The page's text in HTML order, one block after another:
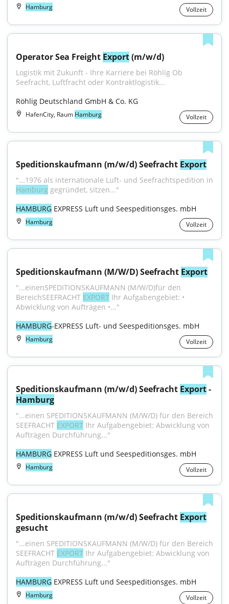
Hamburg Vollzeit
Operator Sea Freight Export (m/w/d)
Logistik mit Zukunft - Ihre Karriere bei Röhlig Ob
Seefracht, Luftfracht oder Kontraktlogistik...
Röhlig Deutschland GmbH & Co. KG
HafenCity, Raum Hamburg Vollzeit
Speditionskaufmann (m/w/d) Seefracht Export
Hamburg gegründet, sitzen..."
HAMBURG EXPRESS Luft und Seespeditionsges. mbH
Hamburg Vollzeit
Speditionskaufmann (M/W/D) Seefracht Export
"...einenSPEDITIONSKAUFMANN (M/W/D)für den
BereichSEEFRACHT EXPORT Ihr Aufgabengebiet: •
Abwicklung von Aufträgen •..."
HAMBURG-EXPRESS Luft- und Seespeditionsges. mbH
Hamburg Vollzeit
Speditionskaufmann (m/w/d) Seefracht Export
Hamburg
"...einen SPEDITIONSKAUFMANN (M/W/D) für den Bereich
SEEFRACHT EXPORT Ihr Aufgabengebiet: Abwicklung von
Aufträgen Durchführung..."
HAMBURG EXPRESS Luft und Seespeditionsges. mbH
Hamburg Vollzeit
Speditionskaufmann (m/w/d) Seefracht Export
gesucht
"...einen SPEDITIONSKAUFMANN (M/W/D) für den Bereich
SEEFRACHT EXPORT Ihr Aufgabengebiet: Abwicklung von
Aufträgen Durchführung..."
HAMBURG EXPRESS Luft und Seespeditionsges. mbH
Hamburg Vollzeit